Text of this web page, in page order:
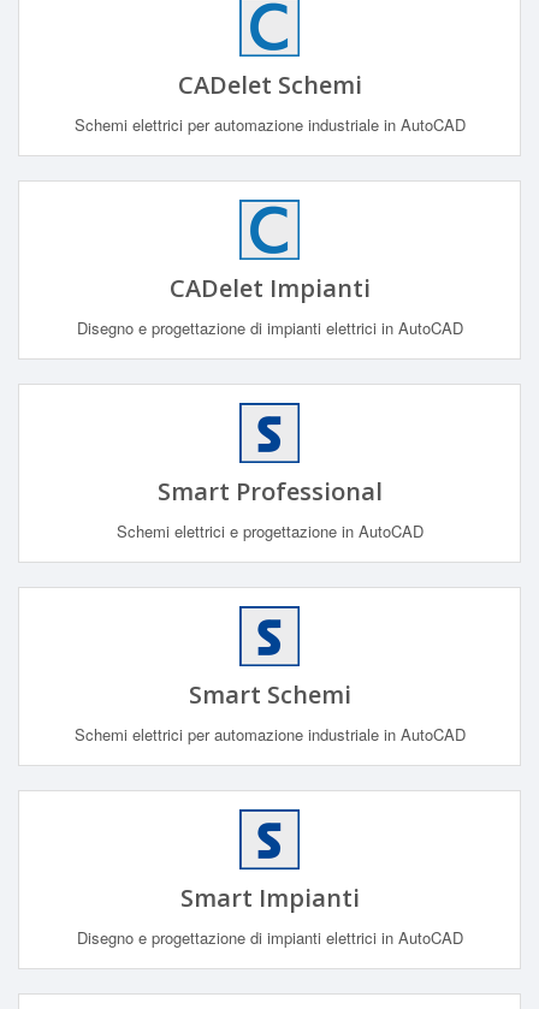
CADelet Schemi
Schemi elettrici per automazione industriale in AutoCAD
CADelet Impianti
Disegno e progettazione di impianti elettrici in AutoCAD
Smart Professional
Schemi elettrici e progettazione in AutoCAD
Smart Schemi
Schemi elettrici per automazione industriale in AutoCAD
Smart Impianti
Disegno e progettazione di impianti elettrici in AutoCAD